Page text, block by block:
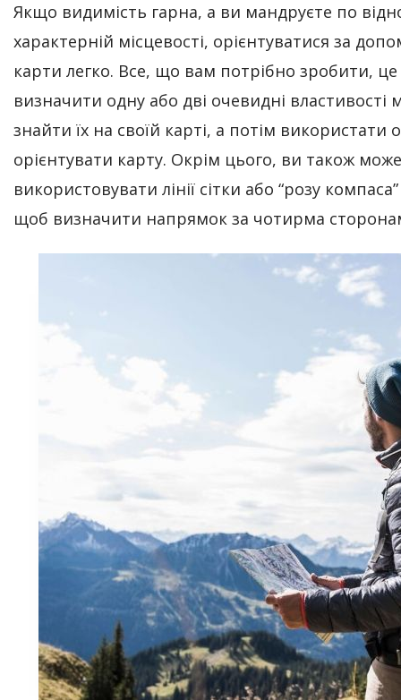
Якщо видимість гарна, а ви мандруєте по
характерній місцевості, орієнтуватися за
карти легко. Все, що вам потрібно зробити, це
визначити одну або дві очевидні властивості
знайти їх на своїй карті, а потім використати
орієнтувати карту. Окрім цього, ви також
використовувати лінії сітки або “розу
щоб визначити напрямок за чотирма